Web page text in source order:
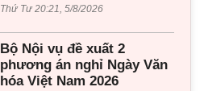
Thứ Tư 20:21, 5/8/2026
Bộ Nội vụ đề xuất 2
phương án nghỉ Ngày Văn
hóa Việt Nam 2026